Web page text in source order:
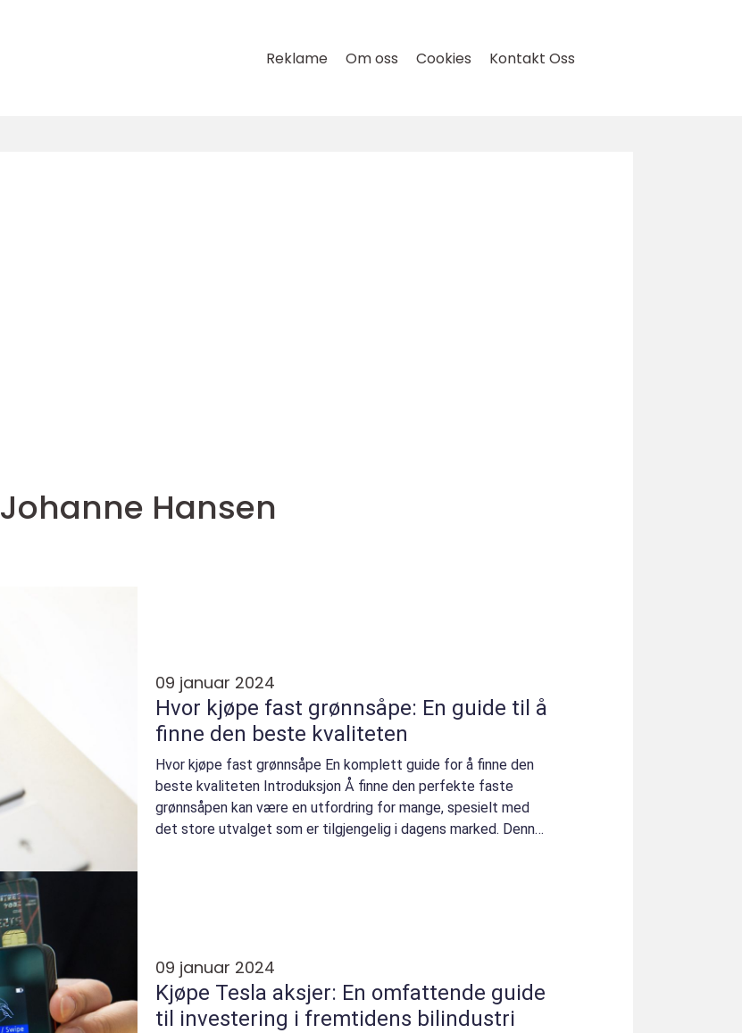
Reklame Om oss Cookies Kontakt Oss
Johanne Hansen
09 januar 2024
Hvor kjøpe fast grønnsåpe: En guide til å
finne den beste kvaliteten
Hvor kjøpe fast grønnsåpe En komplett guide for å finne den
beste kvaliteten Introduksjon Å finne den perfekte faste
grønnsåpen kan være en utfordring for mange, spesielt med
det store utvalget som er tilgjengelig i dagens marked. Denne
09 januar 2024
Kjøpe Tesla aksjer: En omfattende guide
til investering i fremtidens bilindustri